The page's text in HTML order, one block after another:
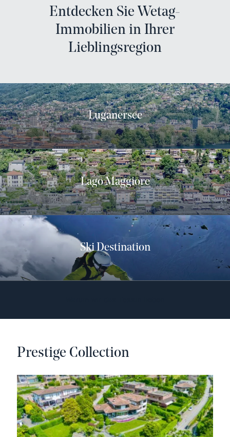
Entdecken Sie Wetag-
Immobilien in Ihrer
Lieblingsregion
Luganersee
Lago Maggiore
Ski Destination
Prestige Collection